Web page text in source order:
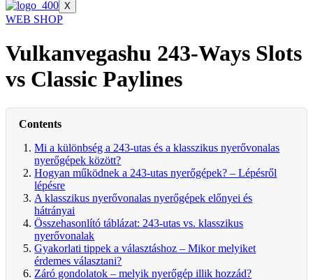
X
WEB SHOP
Vulkanvegashu 243-Ways Slots
vs Classic Paylines
Contents
Mi a különbség a 243-utas és a klasszikus nyerővonalas
nyerőgépek között?
Hogyan működnek a 243-utas nyerőgépek? – Lépésről
lépésre
A klasszikus nyerővonalas nyerőgépek előnyei és
hátrányai
Összehasonlító táblázat: 243-utas vs. klasszikus
nyerővonalak
Gyakorlati tippek a választáshoz – Mikor melyiket
érdemes választani?
Záró gondolatok – melyik nyerőgép illik hozzád?